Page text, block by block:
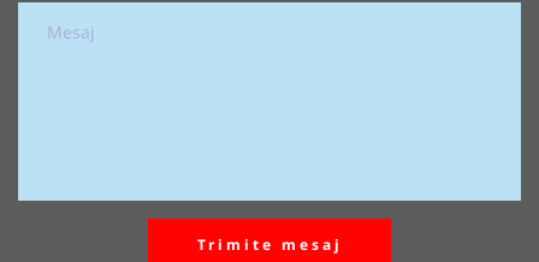
Trimite mesaj